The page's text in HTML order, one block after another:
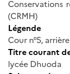
Conservations
(CRMH)
Légende
Cour n°5,
Titre courant
lycée Dhuoda